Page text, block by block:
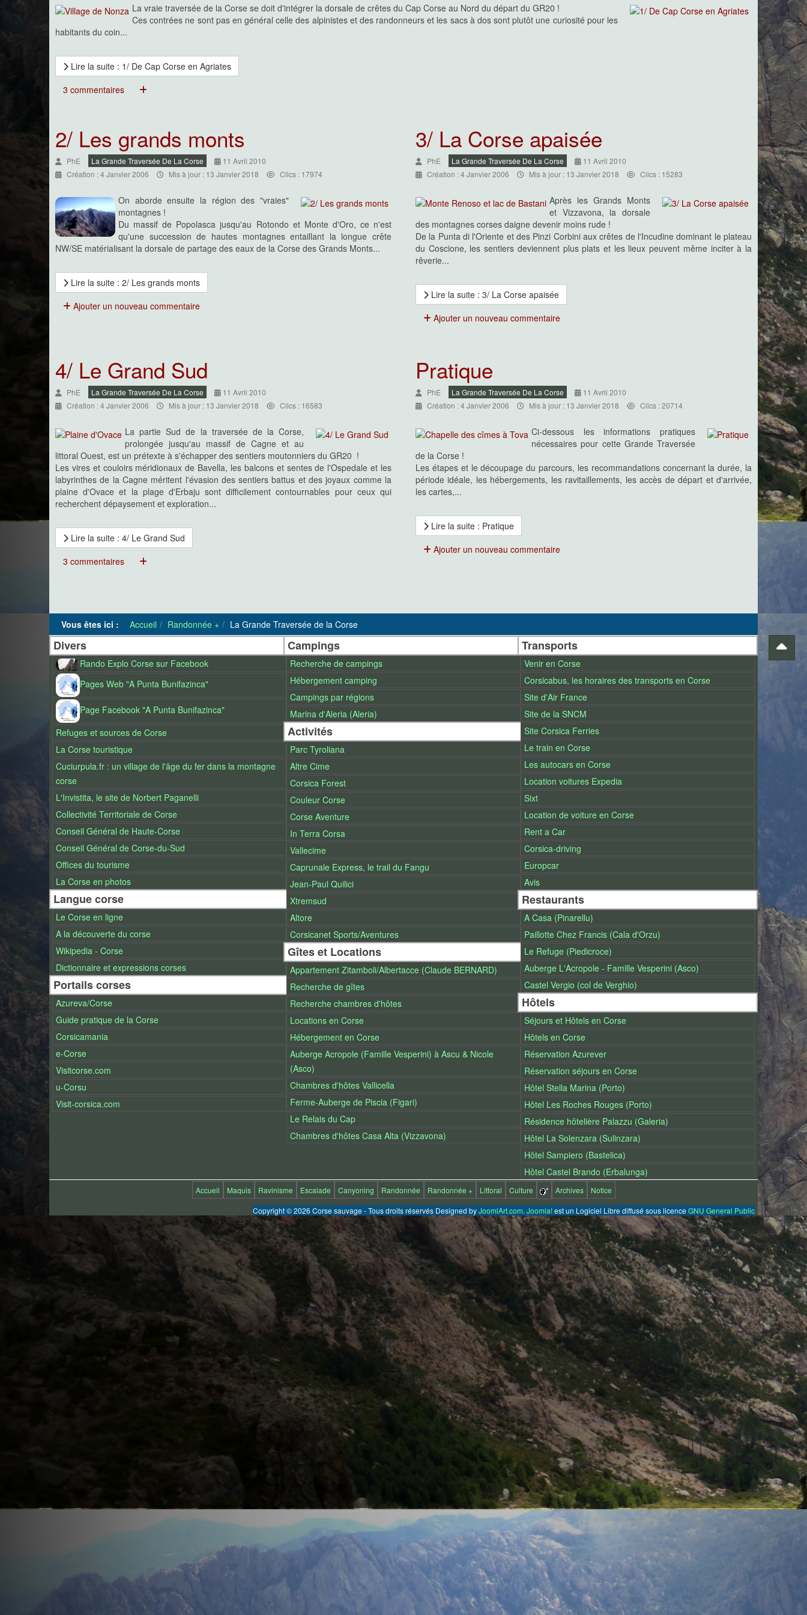
Pratique
Traversée de la Corse !
Les étapes et le découpage du parcours, les recommandations concernant la durée, la
période idéale, les hébergements, les ravitaillements, les accès de départ et d'arrivée, les
cartes,...
La vraie traversée de la Corse se doit d'intégrer la dorsale de crêtes du Cap Corse au Nord du départ du GR20 !
Ces contrées ne sont pas en général celle des alpinistes et des randonneurs et les sacs à dos sont plutôt une curiosité pour les
habitants du coin...
Lire la suite : 1/ De Cap Corse en Agriates
3 commentaires
2/ Les grands monts
PhE La Grande Traversée De La Corse
11 Avril 2010
Création : 4 Janvier 2006
Mis à jour : 13 Janvier 2018 Clics : 17974
On aborde ensuite la région des "vraies"
montagnes !
Du massif de Popolasca jusqu'au Rotondo et Monte d'Oro, ce n'est
qu'une succession de hautes montagnes entaillant la longue crête
NW/SE matérialisant la dorsale de partage des eaux de la Corse des Grands Monts...
Lire la suite : 2/ Les grands monts
Ajouter un nouveau commentaire
3/ La Corse apaisée
PhE La Grande Traversée De La Corse
11 Avril 2010
Création : 4 Janvier 2006
Mis à jour : 13 Janvier 2018 Clics : 15283
Après les Grands Monts
et Vizzavona, la dorsale
des montagnes corses daigne devenir moins rude !
De la Punta di l'Oriente et des Pinzi Corbini aux crêtes de l'Incudine dominant le plateau
du Coscione, les sentiers deviennent plus plats et les lieux peuvent même inciter à la
rêverie...
Lire la suite : 3/ La Corse apaisée
Ajouter un nouveau commentaire
4/ Le Grand Sud
PhE La Grande Traversée De La Corse
11 Avril 2010
Création : 4 Janvier 2006
Mis à jour : 13 Janvier 2018 Clics : 16583
La partie Sud de la traversée de la Corse,
prolongée jusqu'au massif de Cagne et au
littoral Ouest, est un prétexte à s'échapper des sentiers moutonniers du GR20 !
Les vires et couloirs méridionaux de Bavella, les balcons et sentes de l'Ospedale et les
labyrinthes de la Cagne méritent l'évasion des sentiers battus et des joyaux comme la
plaine d'Ovace et la plage d'Erbaju sont difficilement contournables pour ceux qui
recherchent dépaysement et exploration...
Lire la suite : 4/ Le Grand Sud
3 commentaires
Pratique
PhE La Grande Traversée De La Corse
11 Avril 2010
Création : 4 Janvier 2006
Mis à jour : 13 Janvier 2018 Clics : 20714
Ci-dessous les informations pratiques
nécessaires pour cette Grande Traversée
de la Corse !
Les étapes et le découpage du parcours, les recommandations concernant la durée, la
période idéale, les hébergements, les ravitaillements, les accès de départ et d'arrivée,
les cartes,...
Lire la suite : Pratique
Ajouter un nouveau commentaire
Vous êtes ici : Accueil Randonnée + La Grande Traversée de la Corse
Divers
Rando Explo Corse sur Facebook
Pages Web "A Punta Bunifazinca"
Page Facebook "A Punta Bunifazinca"
Refuges et sources de Corse
La Corse touristique
Cuciurpula.fr : un village de l'âge du fer dans la montagne
corse
L'Invistita, le site de Norbert Paganelli
Collectivité Territoriale de Corse
Conseil Général de Haute-Corse
Conseil Général de Corse-du-Sud
Offices du tourisme
La Corse en photos
Langue corse
Le Corse en ligne
A la découverte du corse
Wikipedia - Corse
Dictionnaire et expressions corses
Portails corses
Azureva/Corse
Guide pratique de la Corse
Corsicamania
e-Corse
Visitcorse.com
u-Corsu
Visit-corsica.com
Campings
Recherche de campings
Hébergement camping
Campings par régions
Marina d'Aleria (Aleria)
Activités
Parc Tyroliana
Altre Cime
Corsica Forest
Couleur Corse
Corse Aventure
In Terra Corsa
Vallecime
Caprunale Express, le trail du Fangu
Jean-Paul Quilici
Xtremsud
Altore
Corsicanet Sports/Aventures
Gîtes et Locations
Appartement Zitamboli/Albertacce (Claude BERNARD)
Recherche de gîtes
Recherche chambres d'hôtes
Locations en Corse
Hébergement en Corse
Auberge Acropole (Famille Vesperini) à Ascu & Nicole
(Asco)
Chambres d'hôtes Vallicella
Ferme-Auberge de Piscia (Figari)
Le Relais du Cap
Chambres d'hôtes Casa Alta (Vizzavona)
Transports
Venir en Corse
Corsicabus, les horaires des transports en Corse
Site d'Air France
Site de la SNCM
Site Corsica Ferries
Le train en Corse
Les autocars en Corse
Location voitures Expedia
Sixt
Location de voiture en Corse
Rent a Car
Corsica-driving
Europcar
Avis
Restaurants
A Casa (Pinarellu)
Paillotte Chez Francis (Cala d'Orzu)
Le Refuge (Piedicroce)
Auberge L'Acropole - Famille Vesperini (Asco)
Castel Vergio (col de Verghio)
Hôtels
Séjours et Hôtels en Corse
Hôtels en Corse
Réservation Azurever
Réservation séjours en Corse
Hôtel Stella Marina (Porto)
Hôtel Les Roches Rouges (Porto)
Résidence hôtelière Palazzu (Galeria)
Hôtel La Solenzara (Sulinzara)
Hôtel Sampiero (Bastelica)
Hôtel Castel Brando (Erbalunga)
Accueil Maquis Ravinisme Escalade Canyoning Randonnée Randonnée + Littoral Culture * Archives
Notice
Copyright © 2026 Corse sauvage - Tous droits réservés Designed byJoomlArt.com. Joomla!est un Logiciel Libre diffusé sous licenceGNU General Public